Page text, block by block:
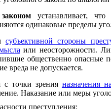
устанавливает,
одинаковые пределы
субъективной стороны
или неосторожности.
общественно опасные
вреда не допускается.
с точки зрения назначения
Наказание или меры
преступления;